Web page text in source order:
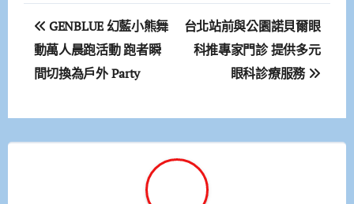
文
章
導
覽
GENBLUE 幻藍小熊舞
動萬人晨跑活動 跑者瞬
間切換為戶外 Party
台北站前與公園諾貝爾眼
科推專家門診 提供多元
眼科診療服務